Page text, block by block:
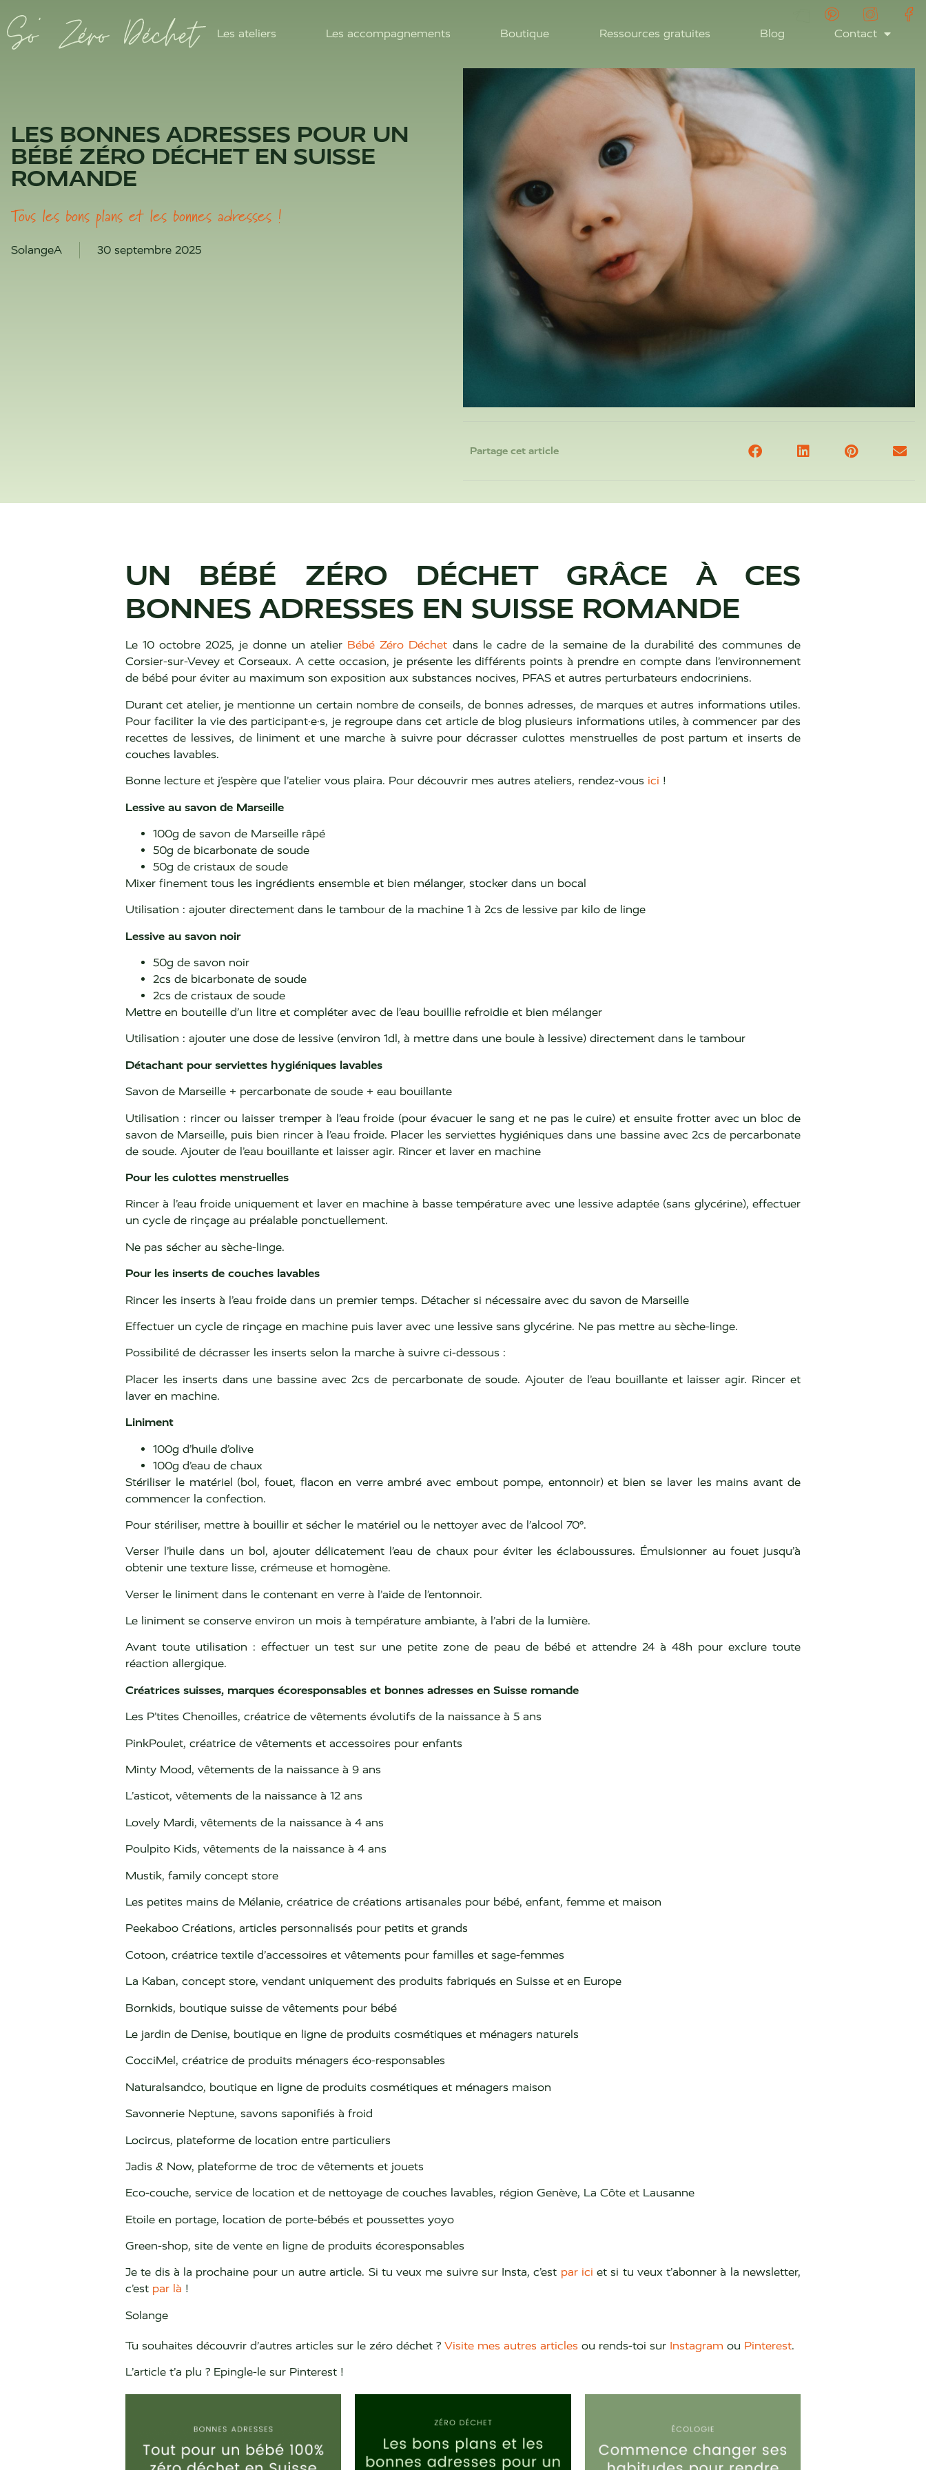
Les ateliers Les accompagnements Boutique Ressources gratuites Blog Contact
LES BONNES ADRESSES POUR UN
BÉBÉ ZÉRO DÉCHET EN SUISSE
ROMANDE
Tous les bons plans et les bonnes adresses !
SolangeA 30 septembre 2025
Partage cet article
UN BÉBÉ ZÉRO DÉCHET GRÂCE À CES
BONNES ADRESSES EN SUISSE ROMANDE
Le 10 octobre 2025, je donne un atelier Bébé Zéro Déchet dans le cadre de la semaine de la durabilité des communes de
Corsier-sur-Vevey et Corseaux. A cette occasion, je présente les différents points à prendre en compte dans l’environnement
de bébé pour éviter au maximum son exposition aux substances nocives, PFAS et autres perturbateurs endocriniens.
Durant cet atelier, je mentionne un certain nombre de conseils, de bonnes adresses, de marques et autres informations utiles.
Pour faciliter la vie des participant·e·s, je regroupe dans cet article de blog plusieurs informations utiles, à commencer par des
recettes de lessives, de liniment et une marche à suivre pour décrasser culottes menstruelles de post partum et inserts de
couches lavables.
Bonne lecture et j’espère que l’atelier vous plaira. Pour découvrir mes autres ateliers, rendez-vous ici !
Lessive au savon de Marseille
100g de savon de Marseille râpé
50g de bicarbonate de soude
50g de cristaux de soude
Mixer finement tous les ingrédients ensemble et bien mélanger, stocker dans un bocal
Utilisation : ajouter directement dans le tambour de la machine 1 à 2cs de lessive par kilo de linge
Lessive au savon noir
50g de savon noir
2cs de bicarbonate de soude
2cs de cristaux de soude
Mettre en bouteille d’un litre et compléter avec de l’eau bouillie refroidie et bien mélanger
Utilisation : ajouter une dose de lessive (environ 1dl, à mettre dans une boule à lessive) directement dans le tambour
Détachant pour serviettes hygiéniques lavables
Savon de Marseille + percarbonate de soude + eau bouillante
Utilisation : rincer ou laisser tremper à l’eau froide (pour évacuer le sang et ne pas le cuire) et ensuite frotter avec un bloc de
savon de Marseille, puis bien rincer à l’eau froide. Placer les serviettes hygiéniques dans une bassine avec 2cs de percarbonate
de soude. Ajouter de l’eau bouillante et laisser agir. Rincer et laver en machine
Pour les culottes menstruelles
Rincer à l’eau froide uniquement et laver en machine à basse température avec une lessive adaptée (sans glycérine), effectuer
un cycle de rinçage au préalable ponctuellement.
Ne pas sécher au sèche-linge.
Pour les inserts de couches lavables
Rincer les inserts à l’eau froide dans un premier temps. Détacher si nécessaire avec du savon de Marseille
Effectuer un cycle de rinçage en machine puis laver avec une lessive sans glycérine. Ne pas mettre au sèche-linge.
Possibilité de décrasser les inserts selon la marche à suivre ci-dessous :
Placer les inserts dans une bassine avec 2cs de percarbonate de soude. Ajouter de l’eau bouillante et laisser agir. Rincer et
laver en machine.
Liniment
100g d’huile d’olive
100g d’eau de chaux
Stériliser le matériel (bol, fouet, flacon en verre ambré avec embout pompe, entonnoir) et bien se laver les mains avant de
commencer la confection.
Pour stériliser, mettre à bouillir et sécher le matériel ou le nettoyer avec de l’alcool 70°.
Verser l’huile dans un bol, ajouter délicatement l’eau de chaux pour éviter les éclaboussures. Émulsionner au fouet jusqu’à
obtenir une texture lisse, crémeuse et homogène.
Verser le liniment dans le contenant en verre à l’aide de l’entonnoir.
Le liniment se conserve environ un mois à température ambiante, à l’abri de la lumière.
Avant toute utilisation : effectuer un test sur une petite zone de peau de bébé et attendre 24 à 48h pour exclure toute
réaction allergique.
Créatrices suisses, marques écoresponsables et bonnes adresses en Suisse romande
Les P’tites Chenoilles, créatrice de vêtements évolutifs de la naissance à 5 ans
PinkPoulet, créatrice de vêtements et accessoires pour enfants
Minty Mood, vêtements de la naissance à 9 ans
L’asticot, vêtements de la naissance à 12 ans
Lovely Mardi, vêtements de la naissance à 4 ans
Poulpito Kids, vêtements de la naissance à 4 ans
Mustik, family concept store
Les petites mains de Mélanie, créatrice de créations artisanales pour bébé, enfant, femme et maison
Peekaboo Créations, articles personnalisés pour petits et grands
Cotoon, créatrice textile d’accessoires et vêtements pour familles et sage-femmes
La Kaban, concept store, vendant uniquement des produits fabriqués en Suisse et en Europe
Bornkids, boutique suisse de vêtements pour bébé
Le jardin de Denise, boutique en ligne de produits cosmétiques et ménagers naturels
CocciMel, créatrice de produits ménagers éco-responsables
Naturalsandco, boutique en ligne de produits cosmétiques et ménagers maison
Savonnerie Neptune, savons saponifiés à froid
Locircus, plateforme de location entre particuliers
Jadis & Now, plateforme de troc de vêtements et jouets
Eco-couche, service de location et de nettoyage de couches lavables, région Genève, La Côte et Lausanne
Etoile en portage, location de porte-bébés et poussettes yoyo
Green-shop, site de vente en ligne de produits écoresponsables
Je te dis à la prochaine pour un autre article. Si tu veux me suivre sur Insta, c’est par ici et si tu veux t’abonner à la newsletter,
c’est par là !
Solange
Tu souhaites découvrir d’autres articles sur le zéro déchet ? Visite mes autres articles ou rends-toi sur Instagram ou Pinterest.
L’article t’a plu ? Epingle-le sur Pinterest !